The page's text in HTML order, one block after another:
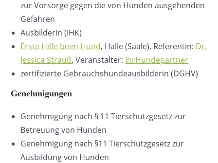
zur Vorsorge gegen die von Hunden ausgehenden
Gefahren
Ausbilderin (IHK)
Erste Hilfe beim Hund, Halle (Saale), Referentin: Dr.
Jessica Strauß, Veranstalter: IhrHundepartner
zertifizierte Gebrauchshundeausbilderin (DGHV)
Genehmigungen
Genehmigung nach § 11 Tierschutzgesetz zur
Betreuung von Hunden
Genehmigung nach §11 Tierschutzgesetz zur
Ausbildung von Hunden